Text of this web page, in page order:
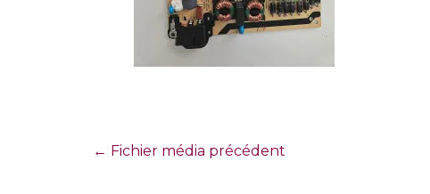
← Fichier média précédent